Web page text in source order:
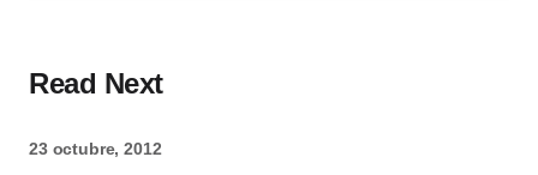
Read Next
23 octubre, 2012